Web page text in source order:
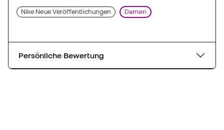
Nike Neue Veröffentlichungen Damen
Persönliche Bewertung